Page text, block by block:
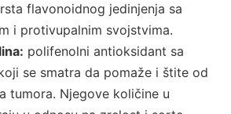
flavonoidnog jedinjenja sa
i protivupalnim svojstvima.
polifenolni antioksidant sa
se smatra da pomaže i štite od
tumora. Njegove količine u